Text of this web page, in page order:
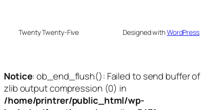
Twenty Twenty-Five Designed withWordPress
Notice: ob_end_flush(): Failed to send buffer of
zlib output compression (0) in
/home/printrer/public_html/wp-